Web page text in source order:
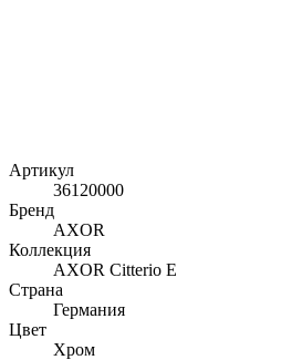
Артикул
36120000
Бренд
AXOR
Коллекция
AXOR Citterio E
Страна
Германия
Цвет
Хром